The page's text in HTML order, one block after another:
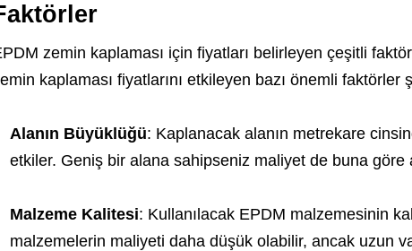
zemin kaplaması için fiyatları belirleyen çeşitli
kaplaması fiyatlarını etkileyen bazı önemli faktörler
Alanın Büyüklüğü: Kaplanacak alanın metrekare
etkiler. Geniş bir alana sahipseniz maliyet de buna göre
Malzeme Kalitesi: Kullanılacak EPDM malzemesinin
malzemelerin maliyeti daha düşük olabilir, ancak uzun